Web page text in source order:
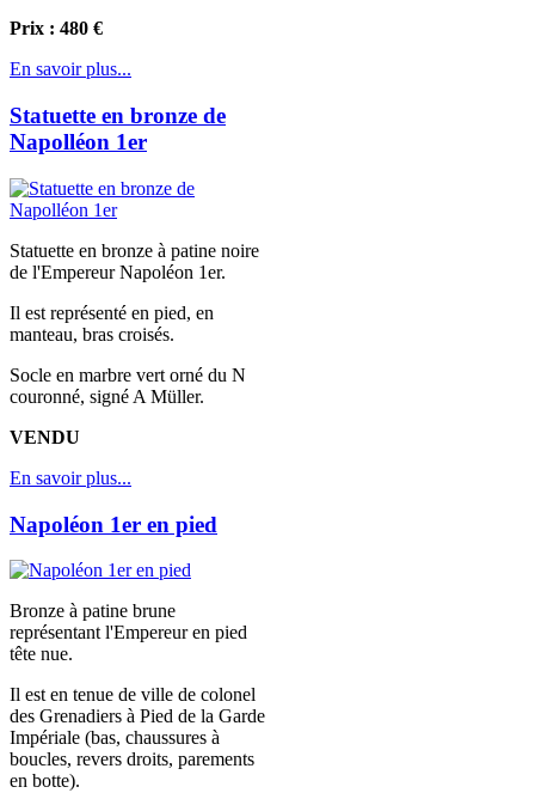
Prix : 480 €
En savoir plus...
Statuette en bronze de
Napolléon 1er
Statuette en bronze à patine noire
de l'Empereur Napoléon 1er.
Il est représenté en pied, en
manteau, bras croisés.
Socle en marbre vert orné du N
couronné, signé A Müller.
VENDU
En savoir plus...
Napoléon 1er en pied
Bronze à patine brune
représentant l'Empereur en pied
tête nue.
Il est en tenue de ville de colonel
des Grenadiers à Pied de la Garde
Impériale (bas, chaussures à
boucles, revers droits, parements
en botte).